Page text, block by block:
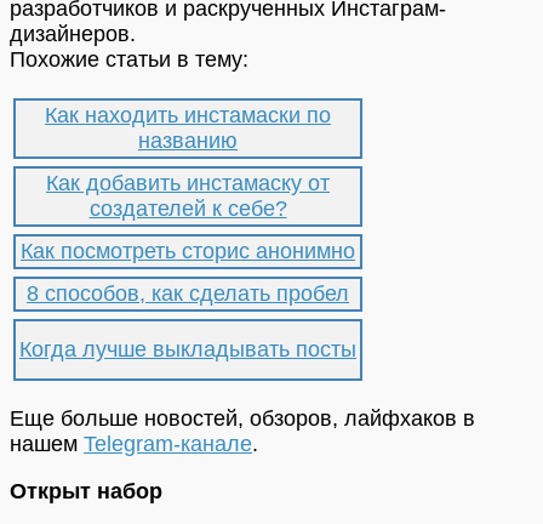
разработчиков и раскрученных Инстаграм-
дизайнеров.
Похожие статьи в тему:
Как находить инстамаски по
названию
Как добавить инстамаску от
создателей к себе?
Как посмотреть сторис анонимно
8 способов, как сделать пробел
Когда лучше выкладывать посты
Еще больше новостей, обзоров, лайфхаков в
нашем Telegram-канале.
Открыт набор